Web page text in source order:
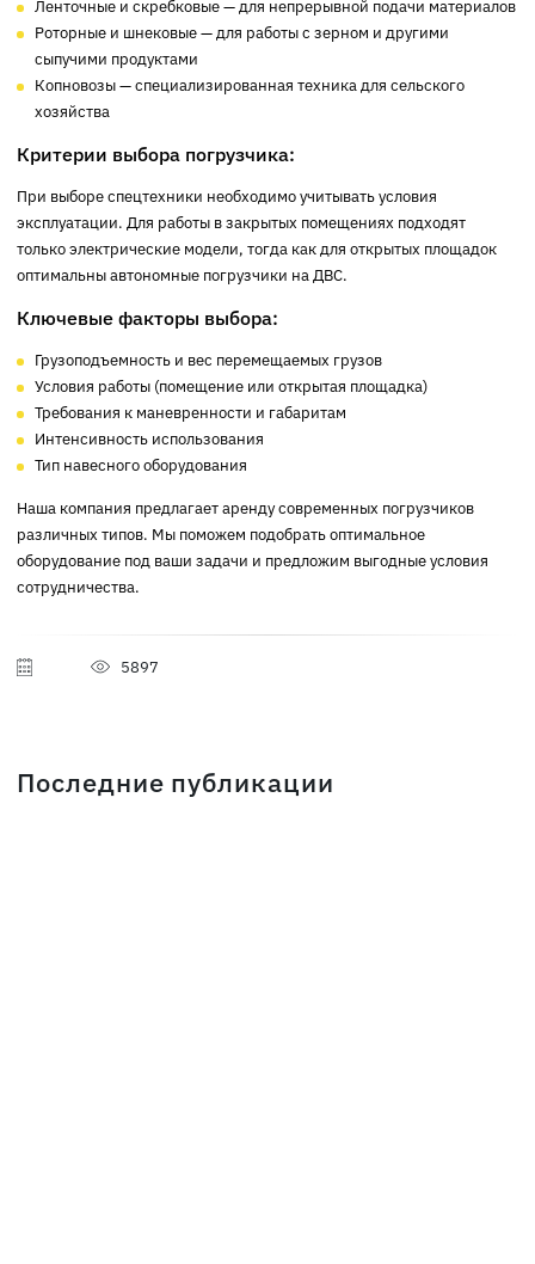
Ленточные и скребковые — для непрерывной подачи материалов
Роторные и шнековые — для работы с зерном и другими
сыпучими продуктами
Копновозы — специализированная техника для сельского
хозяйства
Критерии выбора погрузчика:
При выборе спецтехники необходимо учитывать условия
эксплуатации. Для работы в закрытых помещениях подходят
только электрические модели, тогда как для открытых площадок
оптимальны автономные погрузчики на ДВС.
Ключевые факторы выбора:
Грузоподъемность и вес перемещаемых грузов
Условия работы (помещение или открытая площадка)
Требования к маневренности и габаритам
Интенсивность использования
Тип навесного оборудования
Наша компания предлагает аренду современных погрузчиков
различных типов. Мы поможем подобрать оптимальное
оборудование под ваши задачи и предложим выгодные условия
сотрудничества.
5897
Последние публикации